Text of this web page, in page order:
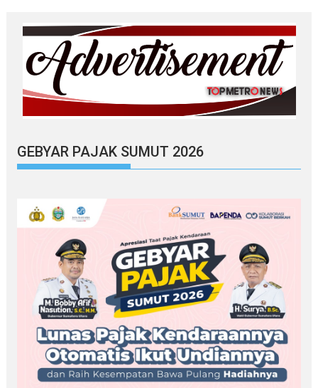
GEBYAR PAJAK SUMUT 2026